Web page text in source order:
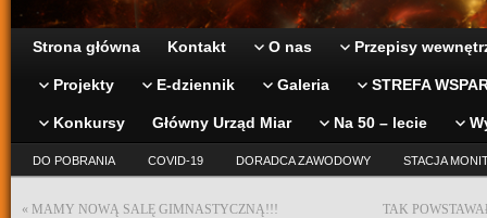
Strona główna Kontakt O nas Przepisy
Projekty E-dziennik Galeria STREFA
Konkursy Główny Urząd Miar Na 50 – lecie
DO POBRANIA COVID-19 DORADCA ZAWODOWY STACJA
« MAMY NOWĄ SALĘ GIMNASTYCZNĄ!!! TAK